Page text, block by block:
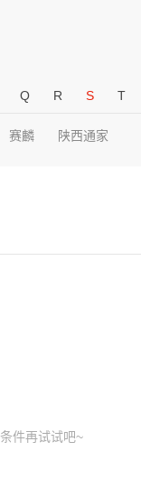
Q R S T
赛麟 陕西通家
件再试试吧~